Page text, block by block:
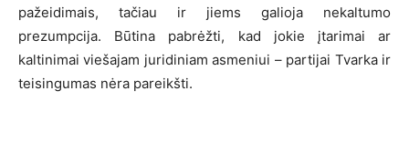
pažeidimais, tačiau ir jiems galioja nekaltumo
prezumpcija. Būtina pabrėžti, kad jokie įtarimai ar
kaltinimai viešajam juridiniam asmeniui – partijai Tvarka ir
teisingumas nėra pareikšti.